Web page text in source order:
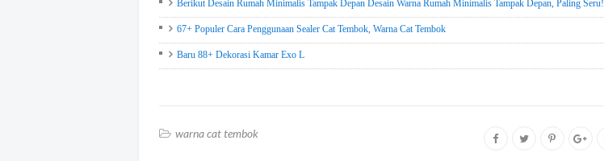
Berikut Desain Rumah Minimalis Tampak Depan Desain Warna Rumah Minimalis Tampak Depan, Paling Seru!
67+ Populer Cara Penggunaan Sealer Cat Tembok, Warna Cat Tembok
Baru 88+ Dekorasi Kamar Exo L
warna cat tembok